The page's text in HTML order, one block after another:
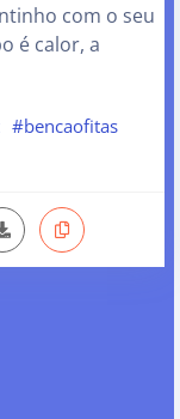
com o seu
é calor, a
#bencaofitas